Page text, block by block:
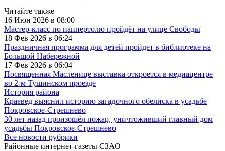
Читайте также
16 Июн 2026 в 08:00
Мастер-класс по паппертолю пройдёт на улице Свободы
18 Фев 2026 в 06:24
Праздничная программа для детей пройдет в библиотеке на
Большой Набережной
17 Фев 2026 в 06:04
Посвященная Масленице выставка откроется в медиацентре
во 2-м Тушинском проезде
История района
Краевед выяснил историю загадочного обелиска в усадьбе
Покровское-Стрешнево
30 лет назад произошёл пожар, уничтоживший главный дом
усадьбы Покровское-Стрешнево
Все новости рубрики
Районные интернет-газеты СЗАО